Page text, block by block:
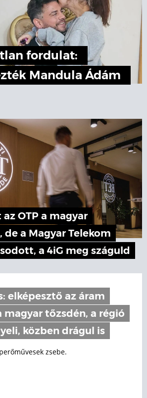
fordulat:
Mandula Ádám
OTP a magyar
de a Magyar Telekom
a 4iG meg száguld
elképesztő az áram
magyar tőzsdén, a régió
közben drágul is
zsebe.